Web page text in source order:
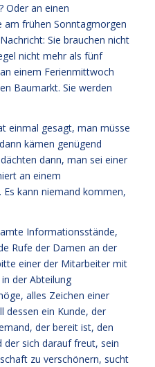
Oder an einen
am frühen Sonntagmorgen
Sie brauchen nicht
nicht mehr als fünf
einem Ferienmittwoch
Baumarkt. Sie werden
einmal gesagt, man müsse
kämen genügend
dann, man sei einer
an einem
kann niemand kommen,
Informationsstände,
Rufe der Damen an der
einer der Mitarbeiter mit
der Abteilung
alles Zeichen einer
dessen ein Kunde, der
der bereit ist, den
der sich darauf freut, sein
zu verschönern, sucht